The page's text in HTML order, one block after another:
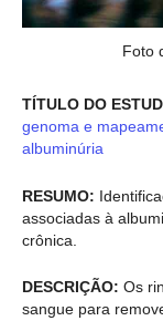
Foto
TÍTULO DO
genoma e
albuminúria
RESUMO:
associadas à
crônica.
DESCRIÇÃO: Os
sangue para